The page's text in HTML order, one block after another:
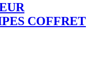
COFFRET